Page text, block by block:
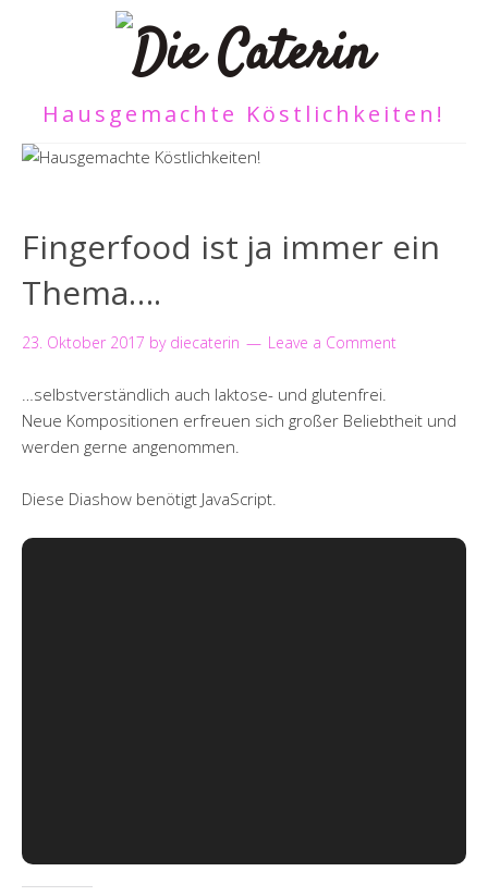
Hausgemachte Köstlichkeiten!
Fingerfood ist ja immer ein
Thema….
23. Oktober 2017 by diecaterin Leave a Comment
…selbstverständlich auch laktose- und glutenfrei.
Neue Kompositionen erfreuen sich großer Beliebtheit und
werden gerne angenommen.
Diese Diashow benötigt JavaScript.